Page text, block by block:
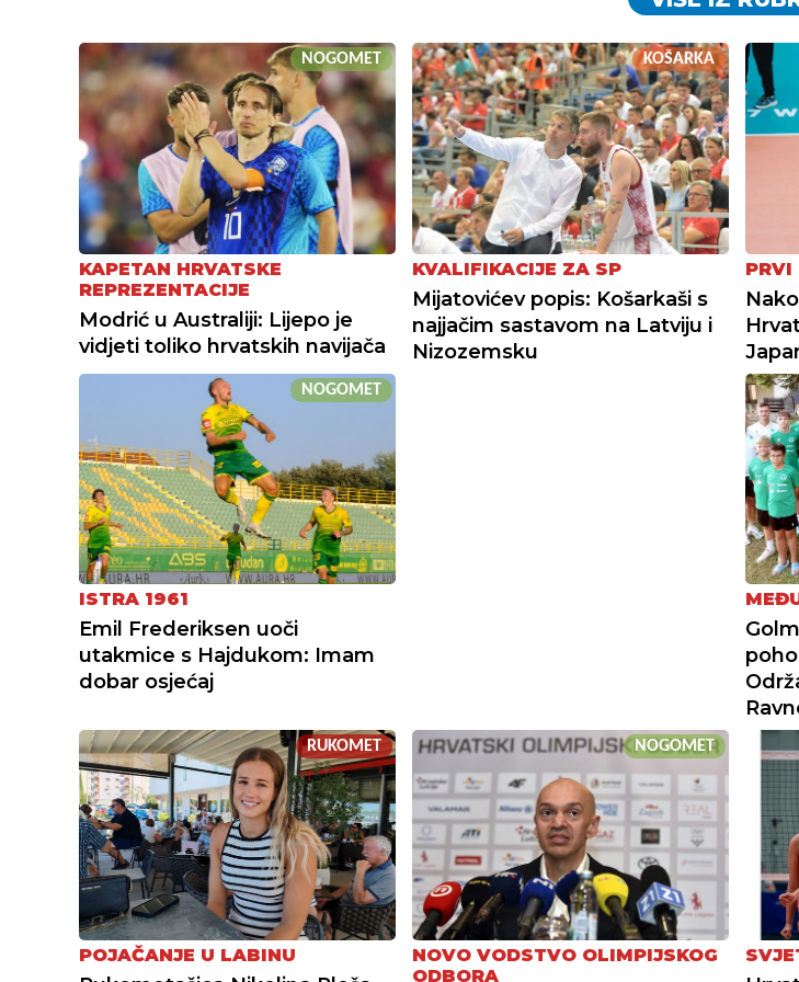
NOGOMET
KAPETAN HRVATSKE
REPREZENTACIJE
Modrić u Australiji: Lijepo je
vidjeti toliko hrvatskih navijača
KOŠARKA
KVALIFIKACIJE ZA SP
Mijatovićev popis: Košarkaši s
najjačim sastavom na Latviju i
Nizozemsku
PRVI
NOGOMET
ISTRA 1961
Emil Frederiksen uoči
utakmice s Hajdukom: Imam
dobar osjećaj
RUKOMET
POJAČANJE U LABINU
NOGOMET
NOVO VODSTVO OLIMPIJSKOG
ODBORA